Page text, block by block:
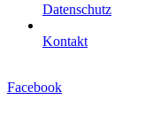
Datenschutz
Kontakt
Facebook